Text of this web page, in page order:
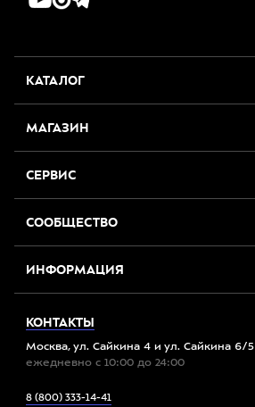
КАТАЛОГ
МАГАЗИН
СЕРВИС
СООБЩЕСТВО
ИНФОРМАЦИЯ
КОНТАКТЫ
Москва, ул. Сайкина 4 и ул. Сайкина 6/5
ежедневно с 10:00 до 24:00
8 (800) 333-14-41